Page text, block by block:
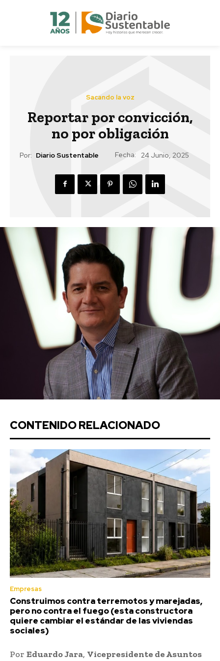
Sacando la voz
Reportar por convicción,
no por obligación
Por: Diario Sustentable Fecha: 24 Junio, 2025
CONTENIDO RELACIONADO
Empresas
Construimos contra terremotos y marejadas,
pero no contra el fuego (esta constructora
quiere cambiar el estándar de las viviendas
sociales)
Por Eduardo Jara, Vicepresidente de Asuntos